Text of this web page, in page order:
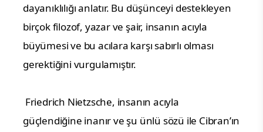
dayanıklılığı anlatır. Bu düşünceyi destekleyen
birçok filozof, yazar ve şair, insanın acıyla
büyümesi ve bu acılara karşı sabırlı olması
gerektiğini vurgulamıştır.
Friedrich Nietzsche, insanın acıyla
güçlendiğine inanır ve şu ünlü sözü ile Cibran’ın